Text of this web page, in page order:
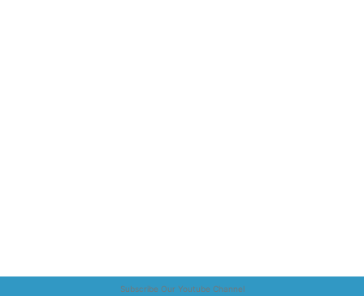
Subscribe Our Youtube Channel